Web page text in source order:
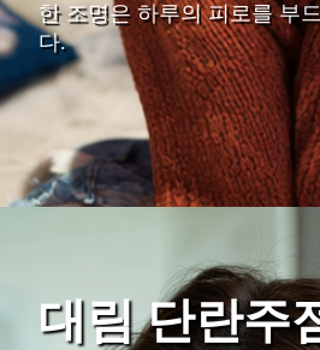
한 조명은 하루의 피로를 부
다.
대림 단란주